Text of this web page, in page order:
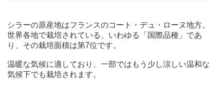
シラーの原産地はフランスのコート・デュ・ローヌ地方。
世界各地で栽培されている、いわゆる「国際品種」であ
り、その栽培面積は第7位です。
温暖な気候に適しており、一部ではもう少し涼しい温和な
気候下でも栽培されます。